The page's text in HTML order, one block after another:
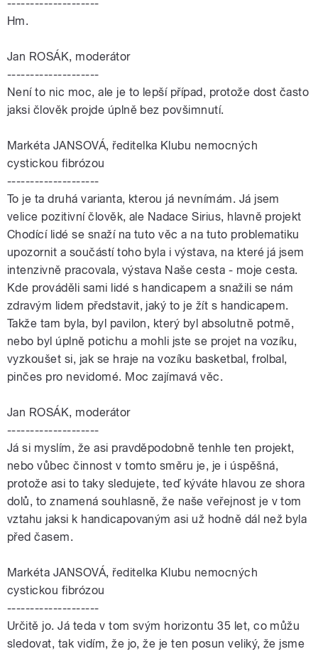
--------------------
Hm.
Jan ROSÁK, moderátor
--------------------
Není to nic moc, ale je to lepší případ, protože dost často
jaksi člověk projde úplně bez povšimnutí.
Markéta JANSOVÁ, ředitelka Klubu nemocných
cystickou fibrózou
--------------------
To je ta druhá varianta, kterou já nevnímám. Já jsem
velice pozitivní člověk, ale Nadace Sirius, hlavně projekt
Chodící lidé se snaží na tuto věc a na tuto problematiku
upozornit a součástí toho byla i výstava, na které já jsem
intenzivně pracovala, výstava Naše cesta - moje cesta.
Kde prováděli sami lidé s handicapem a snažili se nám
zdravým lidem představit, jaký to je žít s handicapem.
Takže tam byla, byl pavilon, který byl absolutně potmě,
nebo byl úplně potichu a mohli jste se projet na vozíku,
vyzkoušet si, jak se hraje na vozíku basketbal, frolbal,
pinčes pro nevidomé. Moc zajímavá věc.
Jan ROSÁK, moderátor
--------------------
Já si myslím, že asi pravděpodobně tenhle ten projekt,
nebo vůbec činnost v tomto směru je, je i úspěšná,
protože asi to taky sledujete, teď kýváte hlavou ze shora
dolů, to znamená souhlasně, že naše veřejnost je v tom
vztahu jaksi k handicapovaným asi už hodně dál než byla
před časem.
Markéta JANSOVÁ, ředitelka Klubu nemocných
cystickou fibrózou
--------------------
Určitě jo. Já teda v tom svým horizontu 35 let, co můžu
sledovat, tak vidím, že jo, že je ten posun veliký, že jsme